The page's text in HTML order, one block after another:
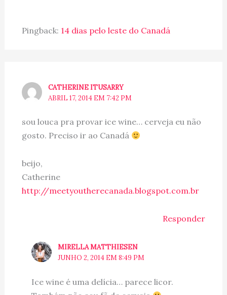
Pingback: 14 dias pelo leste do Canadá
CATHERINE ITUSARRY
ABRIL 17, 2014 EM 7:42 PM
sou louca pra provar ice wine… cerveja eu não
gosto. Preciso ir ao Canadá
beijo,
Catherine
http://meetyoutherecanada.blogspot.com.br
Responder
MIRELLA MATTHIESEN
JUNHO 2, 2014 EM 8:49 PM
Ice wine é uma delícia… parece licor.